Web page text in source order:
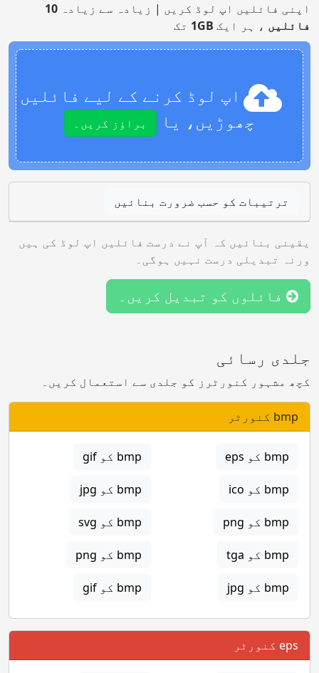
اپنی فائلیں اپ لوڈ کریں | زیادہ سے زیادہ 10
فائلیں ، ہر ایک 1GB تک
اپ لوڈ کرنے کے لیے فائلیں
چھوڑیں، یا
براؤز کریں۔
ترتیبات کو حسب ضرورت بنائیں
یقینی بنائیں کہ آپ نے درست فائلیں اپ لوڈ کی ہیں
ورنہ تبدیلی درست نہیں ہوگی۔
فائلوں کو تبدیل کریں۔
جلدی رسائی
کچھ مشہور کنورٹرز کو جلدی سے استعمال کریں۔
bmp کنورٹر
bmp کو eps bmp کو gif
bmp کو ico bmp کو jpg
bmp کو png bmp کو svg
bmp کو tga bmp کو png
bmp کو jpg bmp کو gif
eps کنورٹر